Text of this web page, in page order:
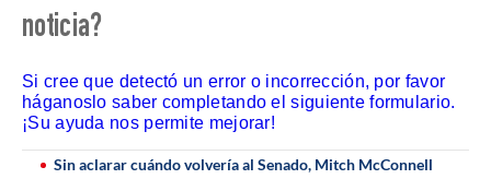
noticia?
Si cree que detectó un error o incorrección, por favor
háganoslo saber completando el siguiente formulario.
¡Su ayuda nos permite mejorar!
Sin aclarar cuándo volvería al Senado, Mitch McConnell